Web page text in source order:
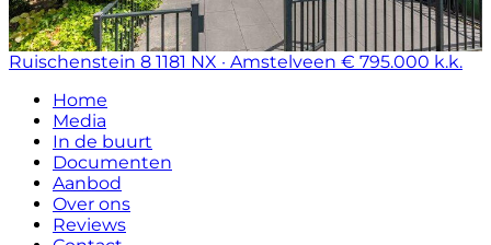
Ruischenstein 8 1181 NX · Amstelveen € 795.000 k.k.
Home
Media
In de buurt
Documenten
Aanbod
Over ons
Reviews